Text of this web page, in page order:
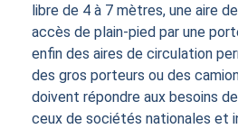
libre de 4 à 7 mètres, une aire
accès de plain-pied par une
enfin des aires de circulation
des gros porteurs ou des
doivent répondre aux besoins
ceux de sociétés nationales et